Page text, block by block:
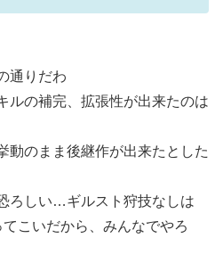
通りだわ
ルの補完、拡張性が出来たのは
動のまま後継作が出来たとした
ろしい…ギルスト狩技なしは
こいだから、みんなでやろ